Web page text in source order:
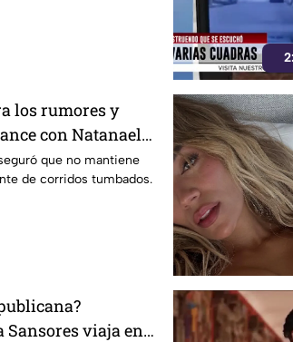
los rumores y
con Natanael
que no mantiene
de corridos tumbados.
Sansores viaja en